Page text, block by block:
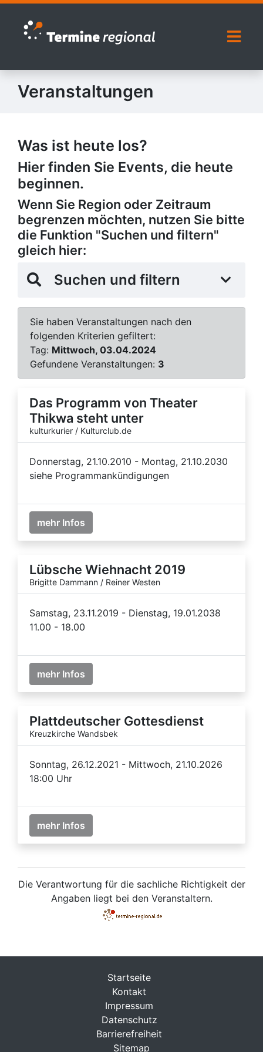
Zur Navigation springen
Zum Inhalt springen
Veranstaltungen
Was ist heute los?
Hier finden Sie Events, die heute
beginnen.
Wenn Sie Region oder Zeitraum
begrenzen möchten, nutzen Sie bitte
die Funktion "Suchen und filtern"
gleich hier:
Suchen und filtern
Sie haben Veranstaltungen nach den
folgenden Kriterien gefiltert:
Tag: Mittwoch, 03.04.2024
Gefundene Veranstaltungen: 3
Das Programm von Theater
Thikwa steht unter
kulturkurier / Kulturclub.de
Donnerstag, 21.10.2010 - Montag, 21.10.2030
siehe Programmankündigungen
mehr Infos
Lübsche Wiehnacht 2019
Brigitte Dammann / Reiner Westen
Samstag, 23.11.2019 - Dienstag, 19.01.2038
11.00 - 18.00
mehr Infos
Plattdeutscher Gottesdienst
Kreuzkirche Wandsbek
Sonntag, 26.12.2021 - Mittwoch, 21.10.2026
18:00 Uhr
mehr Infos
Die Verantwortung für die sachliche Richtigkeit der
Angaben liegt bei den Veranstaltern.
Startseite
Kontakt
Impressum
Datenschutz
Barrierefreiheit
Sitemap